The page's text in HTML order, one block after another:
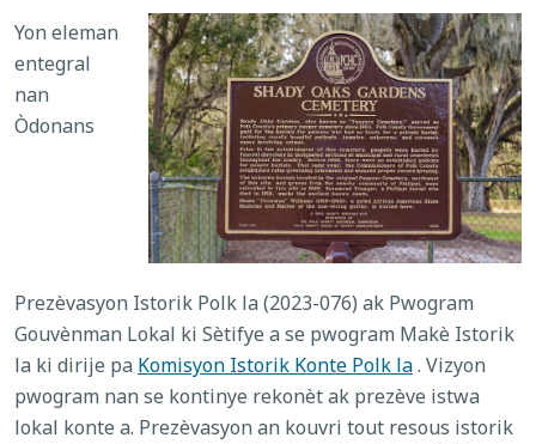
Yon eleman
entegral
nan
Òdonans
Prezèvasyon Istorik Polk la (2023-076) ak Pwogram
Gouvènman Lokal ki Sètifye a se pwogram Makè Istorik
la ki dirije pa Komisyon Istorik Konte Polk la. Vizyon
pwogram nan se kontinye rekonèt ak prezève istwa
lokal konte a. Prezèvasyon an kouvri tout resous istorik